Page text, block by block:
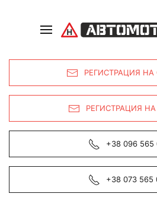
РЕГИСТРАЦИЯ НА
РЕГИСТРАЦИЯ
+38 096 565
+38 073 565